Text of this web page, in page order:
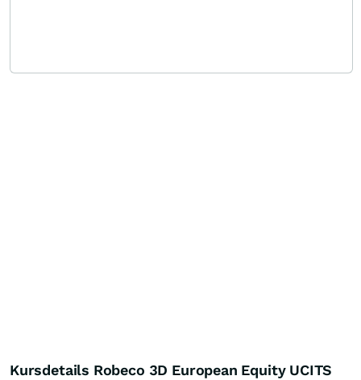
Kursdetails Robeco 3D European Equity UCITS